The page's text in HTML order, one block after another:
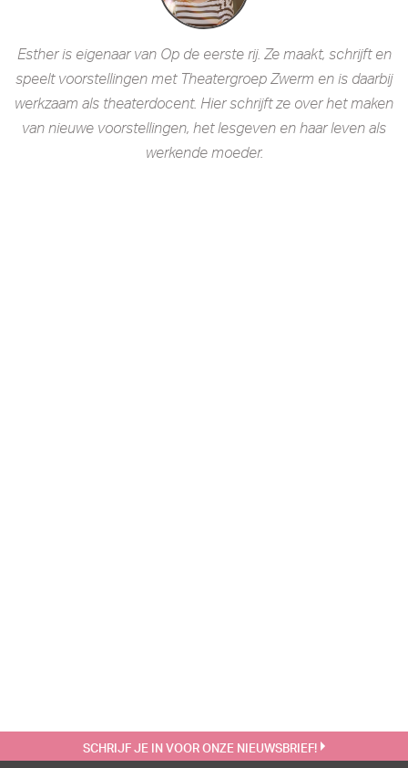
Esther is eigenaar van Op de eerste rij. Ze maakt, schrijft en
speelt voorstellingen met Theatergroep Zwerm en is daarbij
werkzaam als theaterdocent. Hier schrijft ze over het maken
van nieuwe voorstellingen, het lesgeven en haar leven als
werkende moeder.
SCHRIJF JE IN VOOR ONZE NIEUWSBRIEF!